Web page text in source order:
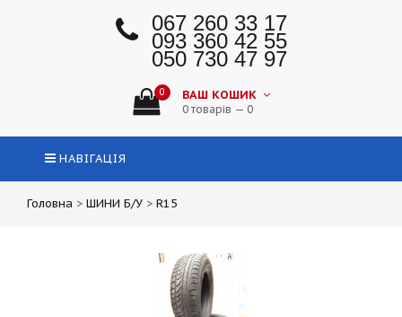
067 260 33 17
093 360 42 55
050 730 47 97
0 ВАШ КОШИК
0 товарів — 0
НАВІГАЦІЯ
Головна > ШИНИ Б/У > R15